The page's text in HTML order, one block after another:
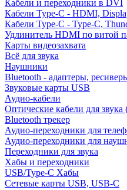
Кабели и переходники в DVI
Кабели Type-C - HDMI,
Кабели Type-C - Type-C,
Удлинитель HDMI по витой
Карты видеозахвата
Всё для звука
Наушники
Bluetooth - адаптеры,
Звуковые карты USB
Аудио-кабели
Оптические кабели для звука
Bluetooth трекер
Аудио-переходники для
Аудио-переходники для
Переходники для звука
Хабы и переходники
USB/Type-C Хабы
Сетевые карты USB, USB-C